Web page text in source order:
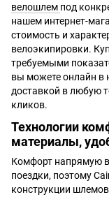
велошлем под
нашем интернет-
стоимость и
велоэкипировки.
требуемыми
вы можете онлайн в
доставкой в любую
кликов.
Технологии
материалы,
Комфорт напрямую
поездки, поэтому
конструкции